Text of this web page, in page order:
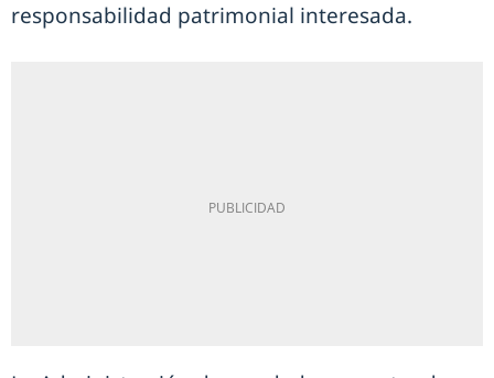
responsabilidad patrimonial interesada.